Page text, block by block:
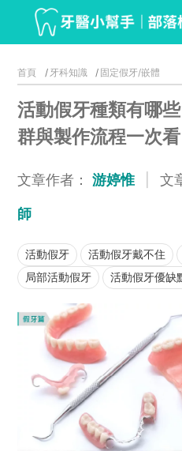
首頁 牙科知識 固定假牙/嵌體
活動假牙種類有哪
群與製作流程一次看
文章作者： 游婷惟 文
師
活動假牙 活動假牙戴不住
局部活動假牙
活動假牙優缺